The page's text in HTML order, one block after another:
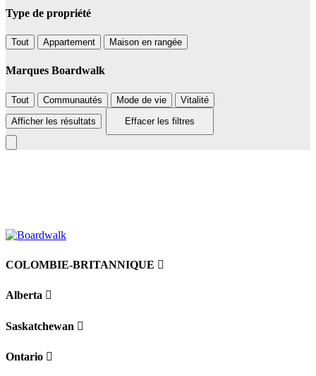
Type de propriété
Tout Appartement Maison en rangée
Marques Boardwalk
Tout Communautés Mode de vie
Vitalité
Afficher les résultats
Effacer les filtres
COLOMBIE-BRITANNIQUE
Alberta
Saskatchewan
Ontario